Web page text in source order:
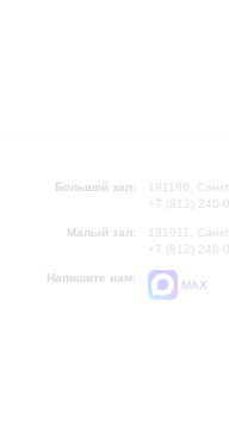
Большой зал:
191186,
+7 (812) 240-
Малый зал:
191011,
+7 (812) 240-
Напишите нам:
MAX